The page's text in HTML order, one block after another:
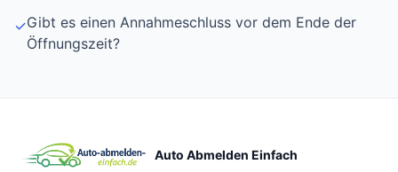
✓Gibt es einen Annahmeschluss vor dem Ende der
Öffnungszeit?
Auto Abmelden Einfach